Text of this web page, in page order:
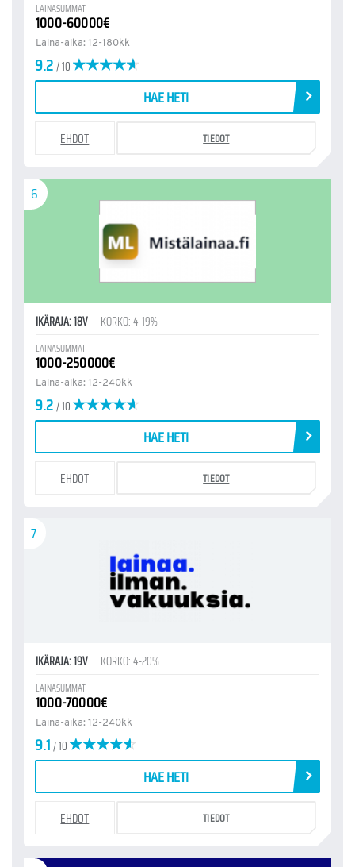
LAINASUMMAT
1000-60000€
Laina-aika: 12-180kk
9.2/ 10
HAE HETI
EHDOT TIEDOT
6
IKÄRAJA: 18V KORKO: 4-19%
LAINASUMMAT
1000-250000€
Laina-aika: 12-240kk
9.2/ 10
HAE HETI
EHDOT TIEDOT
7
IKÄRAJA: 19V KORKO: 4-20%
LAINASUMMAT
1000-70000€
Laina-aika: 12-240kk
9.1/ 10
HAE HETI
EHDOT TIEDOT